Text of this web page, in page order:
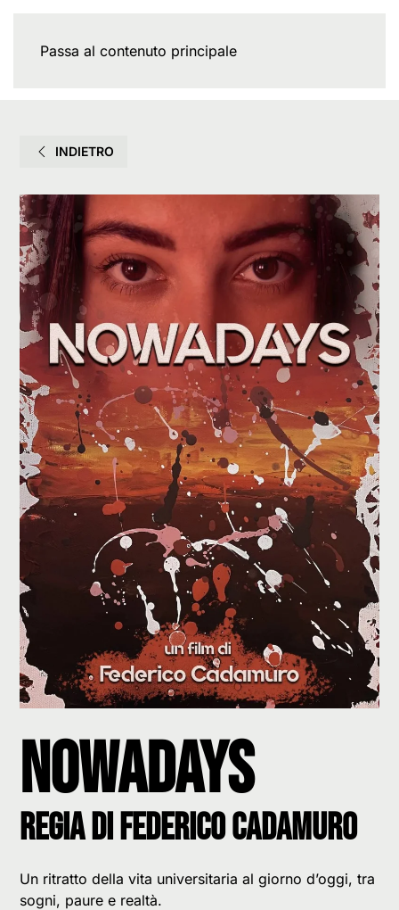
Passa al contenuto principale
INDIETRO
Nowadays
Regia di Federico Cadamuro
Un ritratto della vita universitaria al giorno d’oggi, tra
sogni, paure e realtà.